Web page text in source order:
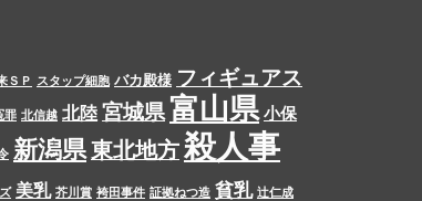
ＳＰ スタップ細胞 バカ殿様 フィギュアス
罪 北信越 北陸 宮城県 富山県 小保
新潟県東北地方殺人事
美乳 芥川賞 袴田事件 証拠ねつ造 貧乳 辻仁成